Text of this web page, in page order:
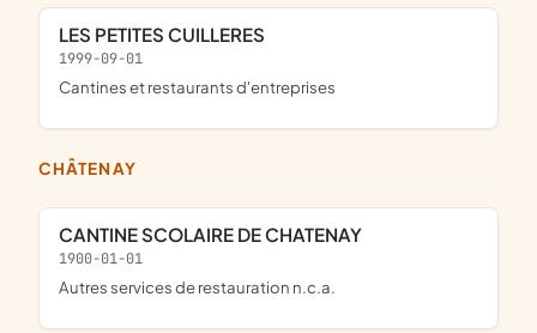
LES PETITES CUILLERES
1999-09-01
Cantines et restaurants d'entreprises
CHÂTENAY
CANTINE SCOLAIRE DE CHATENAY
1900-01-01
Autres services de restauration n.c.a.